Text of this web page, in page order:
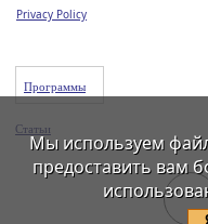
Privacy Policy
Программы
Статьи
Мы используем
предоставить вам